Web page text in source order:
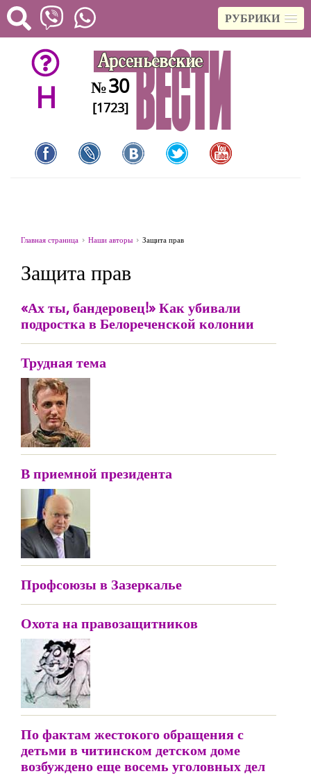
РУБРИКИ
H №30
[1723]
Главная страница Наши авторы Защита прав
Защита прав
«Ах ты, бандеровец!» Как убивали
подростка в Белореченской колонии
Трудная тема
В приемной президента
Профсоюзы в Зазеркалье
Охота на правозащитников
По фактам жестокого обращения с
детьми в читинском детском доме
возбуждено еще восемь уголовных дел